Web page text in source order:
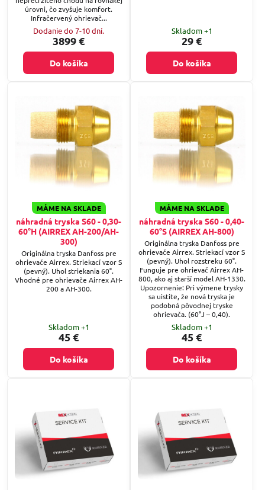
úrovni, čo zvyšuje komfort.
Infračervený ohrievač...
Dodanie do 7-10 dní.
3899 €
Do košíka
Skladom +1
29 €
Do košíka
MÁME NA SKLADE
náhradná tryska S60 - 0,30-
60°H (AIRREX AH-200/AH-
300)
Originálna tryska Danfoss pre
ohrievače Airrex. Striekací vzor S
(pevný). Uhol striekania 60°.
Vhodné pre ohrievače Airrex AH-
200 a AH-300.
Skladom +1
45 €
Do košíka
MÁME NA SKLADE
náhradná tryska S60 - 0,40-
60°S (AIRREX AH-800)
Originálna tryska Danfoss pre
ohrievače Airrex. Striekací vzor S
(pevný). Uhol rozstreku 60°.
Funguje pre ohrievač Airrex AH-
800, ako aj starší model AH-1330.
Upozornenie: Pri výmene trysky
sa uistite, že nová tryska je
podobná pôvodnej tryske
ohrievača. (60°J – 0,40).
Skladom +1
45 €
Do košíka